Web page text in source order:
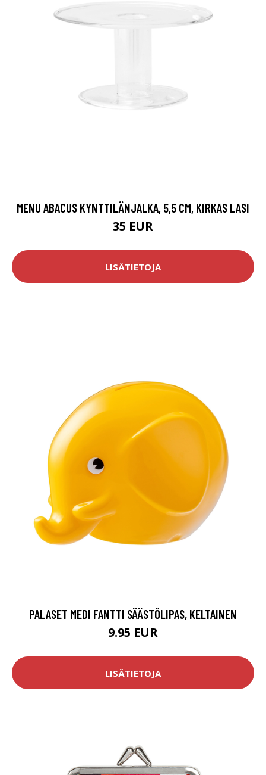
MENU ABACUS KYNTTILÄNJALKA, 5,5 CM, KIRKAS LASI
35 EUR
LISÄTIETOJA
PALASET MEDI FANTTI SÄÄSTÖLIPAS, KELTAINEN
9.95 EUR
LISÄTIETOJA